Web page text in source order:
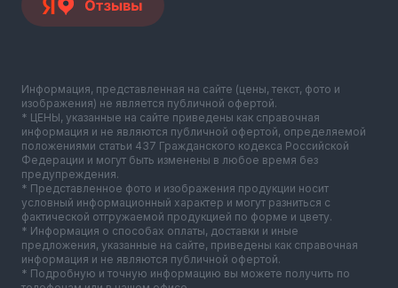
Информация, представленная на сайте (цены, текст, фото и
изображения) не является публичной офертой.
* ЦЕНЫ, указанные на сайте приведены как справочная
информация и не являются публичной офертой, определяемой
положениями статьи 437 Гражданского кодекса Российской
Федерации и могут быть изменены в любое время без
предупреждения.
* Представленное фото и изображения продукции носит
условный информационный характер и могут разниться с
фактической отгружаемой продукцией по форме и цвету.
* Информация о способах оплаты, доставки и иные
предложения, указанные на сайте, приведены как справочная
информация и не являются публичной офертой.
* Подробную и точную информацию вы можете получить по